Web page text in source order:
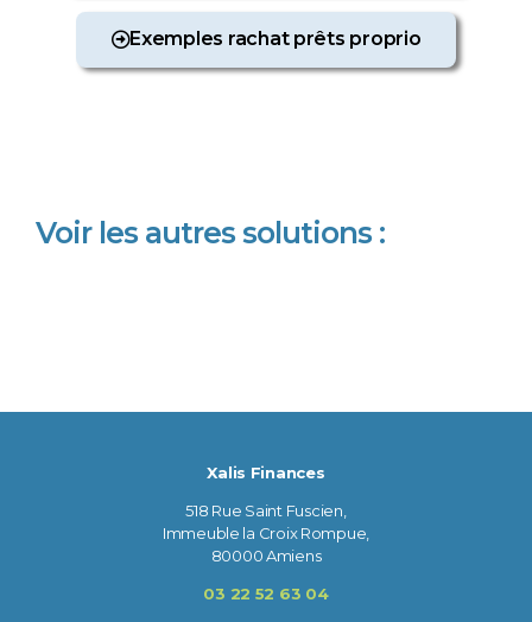
Exemples rachat prêts proprio
Voir les autres solutions :
Xalis Finances
518 Rue Saint Fuscien,
Immeuble la Croix Rompue,
80000 Amiens
03 22 52 63 04